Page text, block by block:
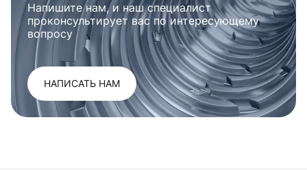
Напишите нам, и наш специалист
проконсультирует вас по интересующему
вопросу
НАПИСАТЬ НАМ